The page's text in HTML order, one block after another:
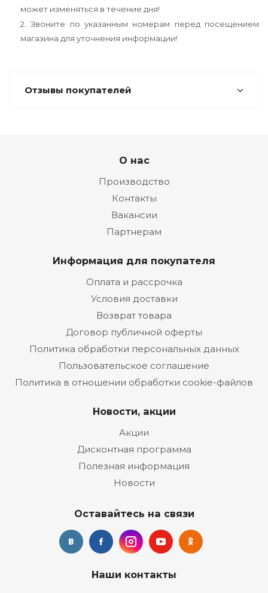
может изменяться в течение дня!
2. Звоните по указанным номерам перед посещением
магазина для уточнения информации!
Отзывы покупателей
О нас
Производство
Контакты
Вакансии
Партнерам
Информация для покупателя
Оплата и рассрочка
Условия доставки
Возврат товара
Договор публичной оферты
Политика обработки персональных данных
Пользовательское соглашение
Политика в отношении обработки cookie-файлов
Новости, акции
Акции
Дисконтная программа
Полезная информация
Новости
Оставайтесь на связи
Наши контакты